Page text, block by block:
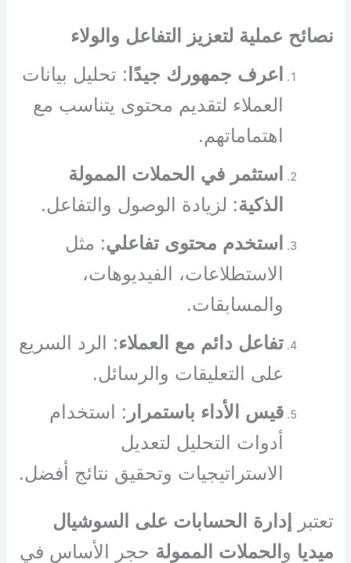
نصائح عملية لتعزيز التفاعل والولاء
اعرف جمهورك جيدًا : تحليل بيانات
العملاء لتقديم محتوى يتناسب مع
اهتماماتهم.
استثمر في الحملات الممولة
الذكية: لزيادة الوصول والتفاعل.
استخدم محتوى تفاعلي: مثل
الاستطلاعات، الفيديوهات،
والمسابقات.
تفاعل دائم مع العملاء: الرد السريع
على التعليقات والرسائل.
قيس الأداء باستمرار : استخدام
أدوات التحليل لتعديل
الاستراتيجيات وتحقيق نتائج أفضل.
تعتبر
إدارة الحسابات على السوشيال
ميديا و الحملات الممولة حجر الأساس في